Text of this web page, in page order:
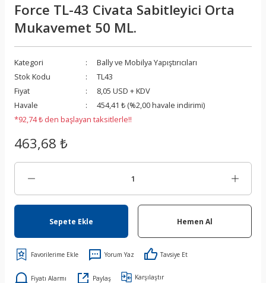
Force TL-43 Civata Sabitleyici Orta
Mukavemet 50 ML.
Kategori
Bally ve Mobilya Yapıştırıcıları
Stok Kodu
TL43
Fiyat
8,05 USD + KDV
Havale
454,41 ₺ (%2,00 havale indirimi)
*92,74 ₺ den başlayan taksitlerle!!
463,68 ₺
Sepete Ekle Hemen Al
Yorum Yaz Tavsiye Et
Fiyatı Alarmı Paylaş Karşılaştır